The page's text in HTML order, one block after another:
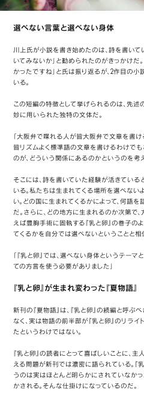
選べない言葉と選べない身体
川上氏が小説を書き始めたのは、詩を書い
いてみないか」と勧められたのがきっかけだ
かったですね」と氏は振り返るが、2作目の小
いる。
この短編の特徴として挙げられるのは、先
妙に用いられた独特の文体だ。
「大阪弁で喋れる人が皆大阪弁で文章を書
皆リズムよく標準語の文章を書けるわけで
のが、どういう関係にあるのかというのを考
そこには、詩を書いていた経験が活きてい
いる。私たちは生まれてくる場所を選べない
い。どの国に生まれてくるかによって、何語
だ。さらに、どの地方に生まれるのか次第で、
えば豊胸手術に固執する『乳と卵』の巻子の
てくるかを自分では選べないということと相
「『乳と卵』では、選べない身体というテー
ての方言を使う必要がありました」
『乳と卵』が生まれ変わった『夏物語』
新刊の『夏物語』は、『乳と卵』の続編と呼
なく、実は物語の前半部が『乳と卵』のリライ
たというわけではない。
『乳と卵』の読者にとって喜ばしいことに、
える問題が新刊では濃密に語られている。『
うのは実はほとんど明らかにされていなかっ
かされる。そんな仕掛けになっているのだ。